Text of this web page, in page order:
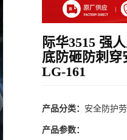
际华3515 强
底防砸防刺穿
LG-161
产品分类： 安全防护
产品参数：